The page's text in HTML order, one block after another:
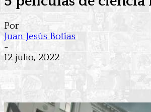
Por
Juan Jesús Botías
-
12 julio, 2022